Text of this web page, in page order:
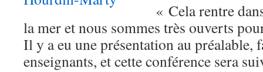
« Cela rentre
la mer et nous sommes très ouverts
Il y a eu une présentation au préalable,
enseignants, et cette conférence sera